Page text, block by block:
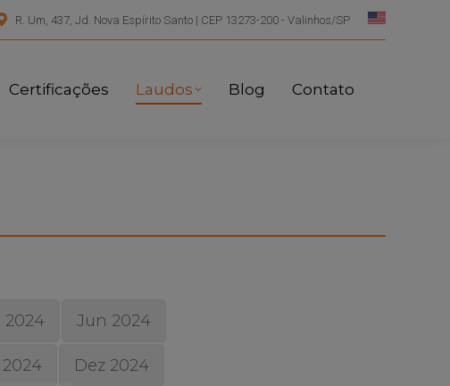
R. Um, 437, Jd. Nova Espírito Santo | CEP 13273-200 - Valinhos/SP
Certificações Laudos Blog Contato
2024 Jun 2024
2024 Dez 2024